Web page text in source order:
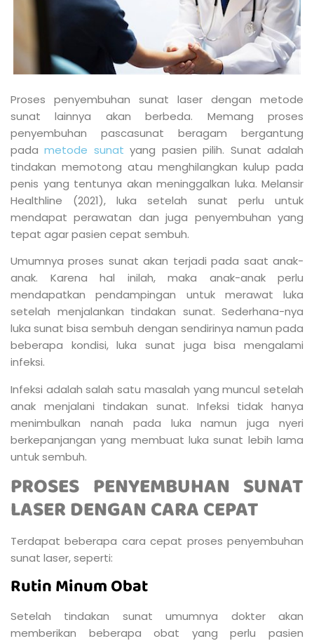
Proses penyembuhan sunat laser dengan metode
sunat lainnya akan berbeda. Memang proses
penyembuhan pascasunat beragam bergantung
padametode sunat yang pasien pilih. Sunat adalah
tindakan memotong atau menghilangkan kulup pada
penis yang tentunya akan meninggalkan luka. Melansir
Healthline (2021), luka setelah sunat perlu untuk
mendapat perawatan dan juga penyembuhan yang
tepat agar pasien cepat sembuh.
Umumnya proses sunat akan terjadi pada saat anak-
anak. Karena hal inilah, maka anak-anak perlu
mendapatkan pendampingan untuk merawat luka
setelah menjalankan tindakan sunat. Sederhana-nya
luka sunat bisa sembuh dengan sendirinya namun pada
beberapa kondisi, luka sunat juga bisa mengalami
infeksi.
Infeksi adalah salah satu masalah yang muncul setelah
anak menjalani tindakan sunat. Infeksi tidak hanya
menimbulkan nanah pada luka namun juga nyeri
berkepanjangan yang membuat luka sunat lebih lama
untuk sembuh.
PROSES PENYEMBUHAN SUNAT
LASER DENGAN CARA CEPAT
Terdapat beberapa cara cepat proses penyembuhan
sunat laser, seperti:
Rutin Minum Obat
Setelah tindakan sunat umumnya dokter akan
memberikan beberapa obat yang perlu pasien